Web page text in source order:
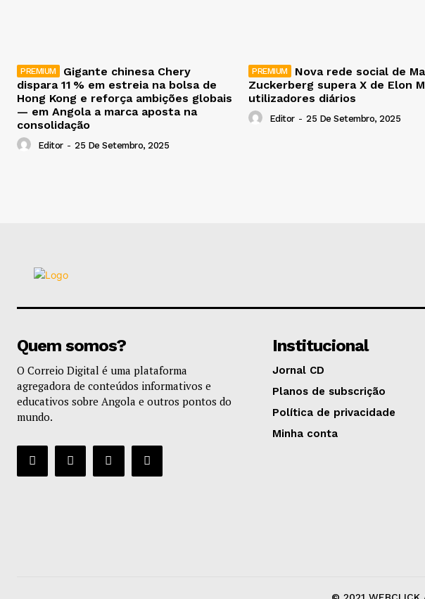
Gigante chinesa Chery
dispara 11 % em estreia na bolsa de
Hong Kong e reforça ambições globais
— em Angola a marca aposta na
consolidação
Editor - 25 De Setembro, 2025
Nova rede social de
Zuckerberg supera X de Elon
utilizadores diários
Editor - 25 De Setembro, 2025
Quem somos?
O Correio Digital é uma plataforma
agregadora de conteúdos informativos e
educativos sobre Angola e outros pontos do
mundo.
Institucional
Jornal CD
Planos de subscrição
Política de privacidade
Minha conta
© 2021